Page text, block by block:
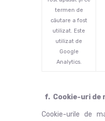
termen de
căutare a fost
utilizat. Este
utilizat de
Google
Analytics.
f. Cookie-uri de
Cookie-urile de